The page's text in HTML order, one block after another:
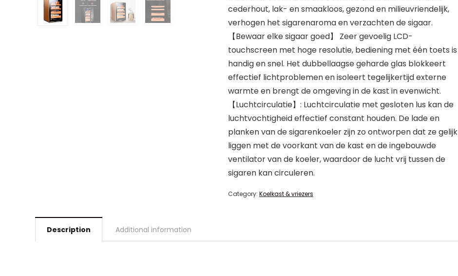
cederhout, lak- en smaakloos, gezond en milieuvriendelijk,
verhogen het sigarenaroma en verzachten de sigaar.
【Bewaar elke sigaar goed】 Zeer gevoelig LCD-
touchscreen met hoge resolutie, bediening met één toets is
handig en snel. Het dubbellaagse geharde glas blokkeert
effectief lichtproblemen en isoleert tegelijkertijd externe
warmte en brengt de omgeving in de kast in evenwicht.
【Luchtcirculatie】: Luchtcirculatie met gesloten lus kan de
luchtvochtigheid effectief constant houden. De lade en
planken van de sigarenkoeler zijn zo ontworpen dat ze gelijk
liggen met de voorkant van de kast en de ingebouwde
ventilator van de koeler, waardoor de lucht vrij tussen de
sigaren kan circuleren.
Category: Koelkast & vriezers
Description Additional information